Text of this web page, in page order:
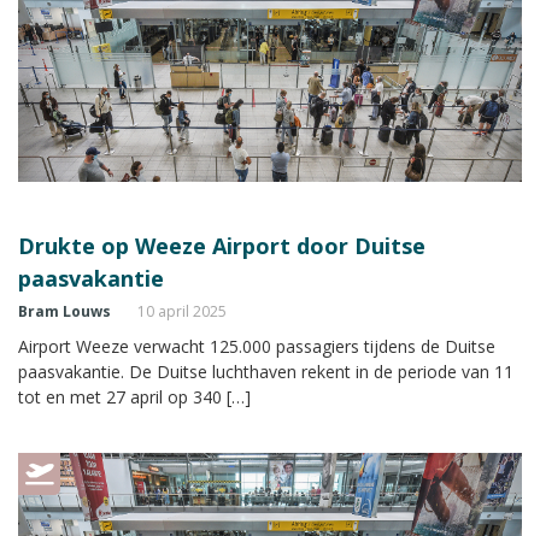
Drukte op Weeze Airport door Duitse
paasvakantie
Bram Louws 10 april 2025
Airport Weeze verwacht 125.000 passagiers tijdens de Duitse
paasvakantie. De Duitse luchthaven rekent in de periode van 11
tot en met 27 april op 340 […]